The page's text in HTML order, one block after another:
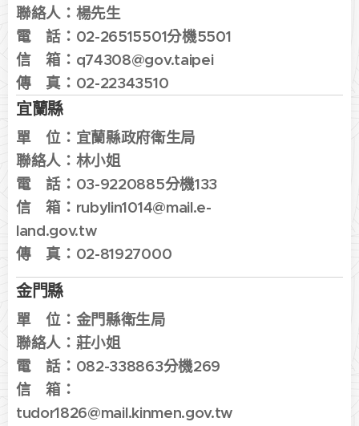
聯絡人：楊先生
電 話： 02-26515501分機5501
信 箱：q74308@gov.taipei
傳 真： 02-22343510
宜蘭縣
單 位： 宜蘭縣政府衛生局
聯絡人：林小姐
電 話： 03-9220885分機133
信 箱： rubylin1014@mail.e-
land.gov.tw
傳 真：02-81927000
金門縣
單 位： 金門縣衛生局
聯絡人： 莊小姐
電 話： 082-338863分機269
信 箱：
tudor1826@mail.kinmen.gov.tw